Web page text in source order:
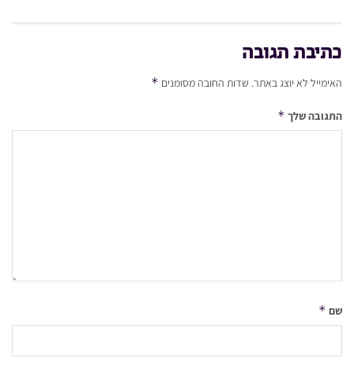
כתיבת תגובה
האימייל לא יוצג באתר. שדות החובה מסומנים *
התגובה שלך *
שם *